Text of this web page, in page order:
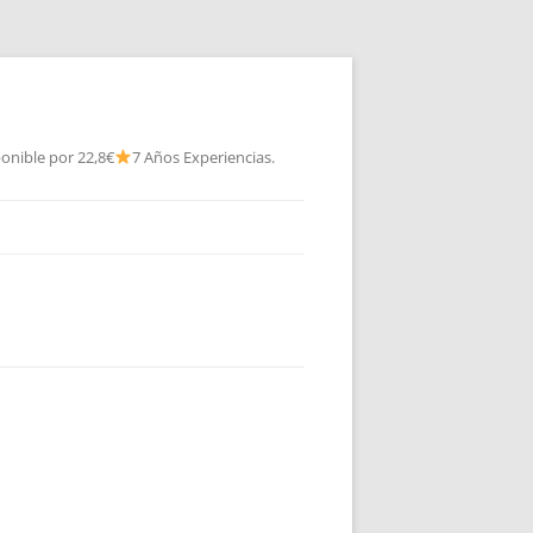
por 22,8€ 7 Años Experiencias.